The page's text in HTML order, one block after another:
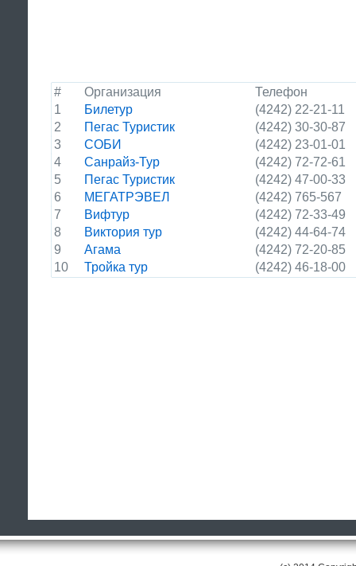
# Организация
Телефон
1
Билетур
(4242) 22-21-11
2
Пегас Туристик
(4242) 30-30-87
3
СОБИ
(4242) 23-01-01
4
Санрайз-Тур
(4242) 72-72-61
5
Пегас Туристик
(4242) 47-00-33
6
МЕГАТРЭВЕЛ
(4242) 765-567
7
Вифтур
(4242) 72-33-49
8
Виктория тур
(4242) 44-64-74
9
Агама
(4242) 72-20-85
10
Тройка тур (4242) 46-18-00